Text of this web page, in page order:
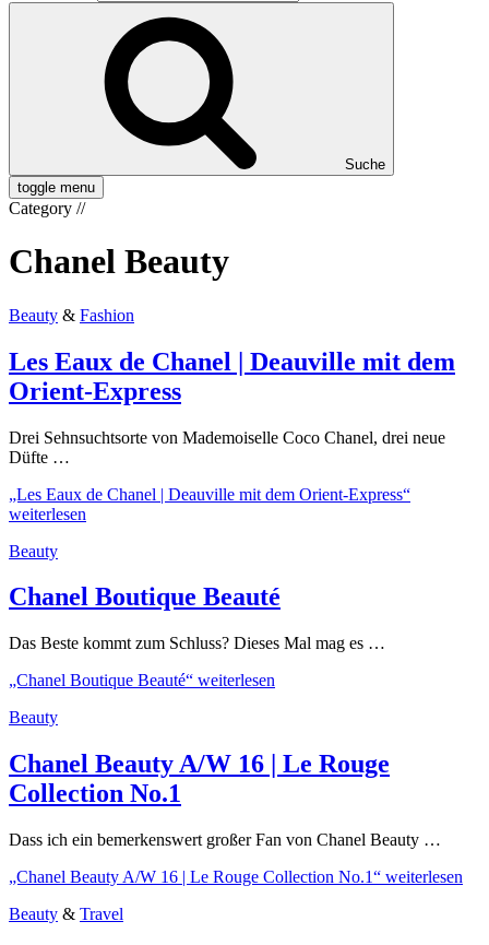
Suche
toggle menu
Category //
Chanel Beauty
Beauty & Fashion
Les Eaux de Chanel | Deauville mit dem
Orient-Express
Drei Sehnsuchtsorte von Mademoiselle Coco Chanel, drei neue
Düfte …
„Les Eaux de Chanel | Deauville mit dem Orient-Express“
weiterlesen
Beauty
Chanel Boutique Beauté
Das Beste kommt zum Schluss? Dieses Mal mag es …
„Chanel Boutique Beauté“ weiterlesen
Beauty
Chanel Beauty A/W 16 | Le Rouge
Collection No.1
Dass ich ein bemerkenswert großer Fan von Chanel Beauty …
„Chanel Beauty A/W 16 | Le Rouge Collection No.1“ weiterlesen
Beauty & Travel